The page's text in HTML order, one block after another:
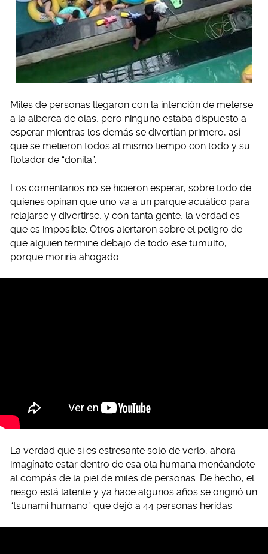
Miles de personas llegaron con la intención de meterse
a la alberca de olas, pero ninguno estaba dispuesto a
esperar mientras los demás se divertían primero, así
que se metieron todos al mismo tiempo con todo y su
flotador de “donita”.
Los comentarios no se hicieron esperar, sobre todo de
quienes opinan que uno va a un parque acuático para
relajarse y divertirse, y con tanta gente, la verdad es
que es imposible. Otros alertaron sobre el peligro de
que alguien termine debajo de todo ese tumulto,
porque moriría ahogado.
La verdad que sí es estresante solo de verlo, ahora
imagínate estar dentro de esa ola humana menéandote
al compás de la piel de miles de personas. De hecho, el
riesgo está latente y ya hace algunos años se originó un
“tsunami humano” que dejó a 44 personas heridas.